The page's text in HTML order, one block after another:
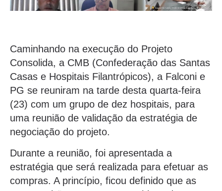
Caminhando na execução do Projeto
Consolida, a CMB (Confederação das Santas
Casas e Hospitais Filantrópicos), a Falconi e
PG se reuniram na tarde desta quarta-feira
(23) com um grupo de dez hospitais, para
uma reunião de validação da estratégia de
negociação do projeto.
Durante a reunião, foi apresentada a
estratégia que será realizada para efetuar as
compras. A princípio, ficou definido que as